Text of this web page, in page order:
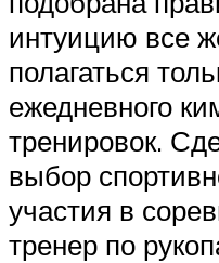
интуицию все
полагаться
ежедневного
тренировок.
выбор
участия в
тренер по